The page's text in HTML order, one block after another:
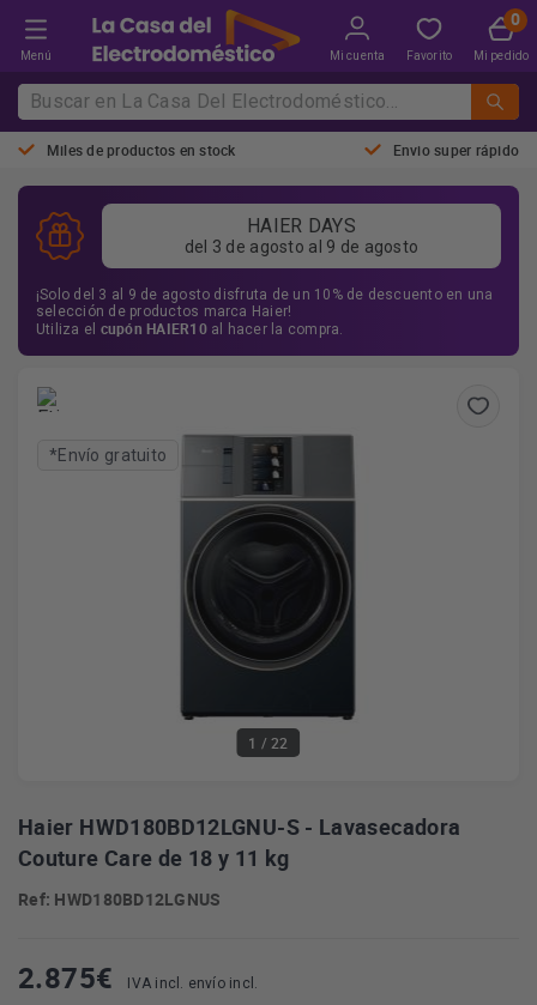
Menú Mi cuenta Favorito Mi pedido
Miles de productos en stock Envio super rápido
HAIER DAYS
del 3 de agosto al 9 de agosto
¡Solo del 3 al 9 de agosto disfruta de un 10% de descuento en una
selección de productos marca Haier!
Utiliza el cupón HAIER10al hacer la compra.
1 / 22
*Envío gratuito
Haier HWD180BD12LGNU-S - Lavasecadora
Couture Care de 18 y 11 kg
Ref: HWD180BD12LGNUS
2.875€ IVA incl. envío incl.